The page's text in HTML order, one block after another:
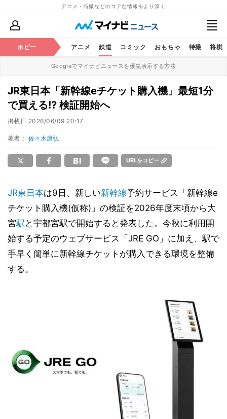
アニメ・特撮などのコアな情報をより深く
ホビー アニメ 鉄道 コミック おもちゃ 特撮 将棋
Googleでマイナビニュースを優先表示する方法
JR東日本「新幹線eチケット購入機」最短1分
で買える!? 検証開始へ
掲載日 2026/06/09 20:17
著者： 佐々木康弘
URLをコピー
JR東日本は9日、新しい新幹線予約サービス「新幹線e
チケット購入機(仮称)」の検証を2026年度末頃から大
宮駅 と宇都宮駅で開始すると発表した。今秋に利用開
始する予定のウェブサービス「JRE GO」に加え、駅で
手早く簡単に新幹線チケットが購入できる環境を整備
する。